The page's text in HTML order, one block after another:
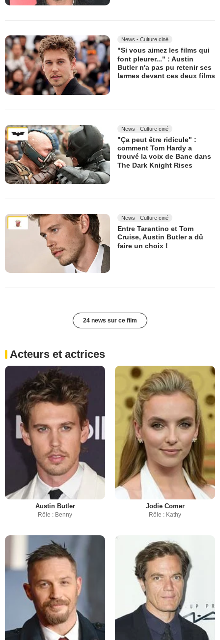
News - Culture ciné
"Si vous aimez les films qui
font pleurer..." : Austin
Butler n'a pas pu retenir ses
larmes devant ces deux films
News - Culture ciné
"Ça peut être ridicule" :
comment Tom Hardy a
trouvé la voix de Bane dans
The Dark Knight Rises
News - Culture ciné
Entre Tarantino et Tom
Cruise, Austin Butler a dû
faire un choix !
24 news sur ce film
Acteurs et actrices
Austin Butler
Rôle : Benny
Jodie Comer
Rôle : Kathy